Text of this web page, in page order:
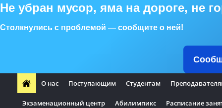
Не убран мусор, яма на дороге, не
Столкнулись с проблемой — сообщите о ней!
О нас Поступающим Студентам
Экзаменационный центр Абилимпикс Расписание